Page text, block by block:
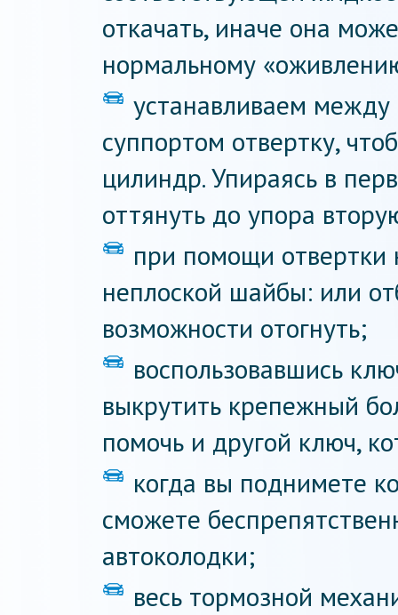
откачать, иначе она
нормальному
устанавливаем
суппортом отвертку,
цилиндр. Упираясь в
оттянуть до упора
при помощи отвертки
неплоской шайбы: или
возможности отогнуть;
воспользовавшись
выкрутить крепежный
помочь и другой ключ,
когда вы поднимете
сможете
автоколодки;
весь тормозной